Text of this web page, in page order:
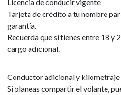
Licencia de conducir vigente
Tarjeta de crédito a tu nombre
garantía.
Recuerda que si tienes entre 18 y
cargo adicional.
Conductor adicional y kilometraje
Si planeas compartir el volante,